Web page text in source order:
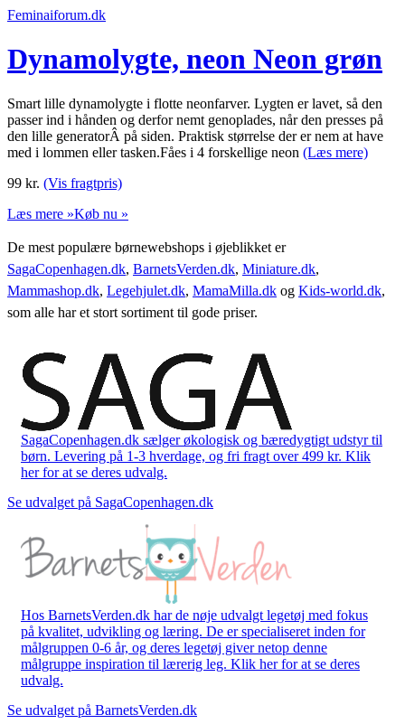
Feminaiforum.dk
Dynamolygte, neon Neon grøn
Smart lille dynamolygte i flotte neonfarver. Lygten er lavet, så den
passer ind i hånden og derfor nemt genoplades, når den presses på
den lille generatorÂ på siden. Praktisk størrelse der er nem at have
med i lommen eller tasken.Fåes i 4 forskellige neon (Læs mere)
99 kr. (Vis fragtpris)
Læs mere »Køb nu »
De mest populære børnewebshops i øjeblikket er
SagaCopenhagen.dk, BarnetsVerden.dk, Miniature.dk,
Mammashop.dk, Legehjulet.dk, MamaMilla.dk og Kids-world.dk,
som alle har et stort sortiment til gode priser.
SagaCopenhagen.dk sælger økologisk og bæredygtigt udstyr til
børn. Levering på 1-3 hverdage, og fri fragt over 499 kr. Klik
her for at se deres udvalg.
Se udvalget på SagaCopenhagen.dk
Hos BarnetsVerden.dk har de nøje udvalgt legetøj med fokus
på kvalitet, udvikling og læring. De er specialiseret inden for
målgruppen 0-6 år, og deres legetøj giver netop denne
målgruppe inspiration til lærerig leg. Klik her for at se deres
udvalg.
Se udvalget på BarnetsVerden.dk